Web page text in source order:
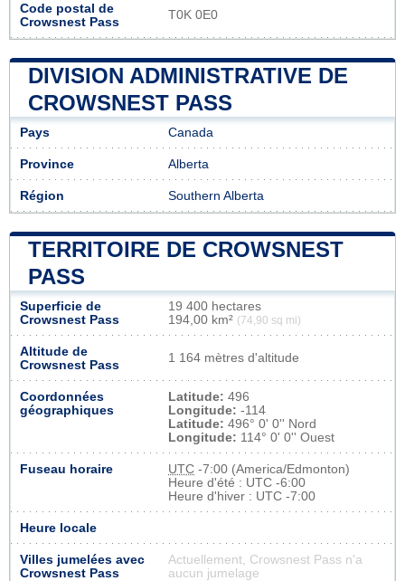
Code postal de
Crowsnest Pass
T0K 0E0
DIVISION ADMINISTRATIVE DE
CROWSNEST PASS
Pays Canada
Province Alberta
Région Southern Alberta
TERRITOIRE DE CROWSNEST
PASS
Superficie de
Crowsnest Pass
19 400 hectares
194,00 km² (74,90 sq mi)
Altitude de
Crowsnest Pass
1 164 mètres d'altitude
Coordonnées
géographiques
Latitude: 496
Longitude: -114
Latitude: 496° 0' 0'' Nord
Longitude: 114° 0' 0'' Ouest
Fuseau horaire UTC -7:00 (America/Edmonton)
Heure d'été : UTC -6:00
Heure d'hiver : UTC -7:00
Heure locale
Villes jumelées avec
Crowsnest Pass
Actuellement, Crowsnest Pass n'a
aucun jumelage